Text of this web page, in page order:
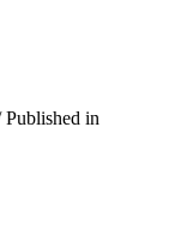
Published in